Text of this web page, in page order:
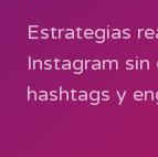
Estrategias
Instagram
hashtags y